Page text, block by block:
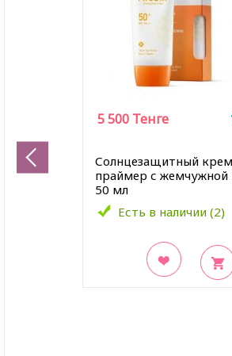
Солнцезащитный
праймер с жемчужной
50 мл
Есть в наличии (2)
5 500 Тенге